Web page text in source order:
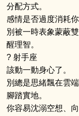
分配方式。
感情是否過度消耗
別被一時表象蒙蔽
醒理智。
? 射手座
該動一動身心了。
別總是思緒飄在雲
腳踏實地。
你容易沈溺空想、